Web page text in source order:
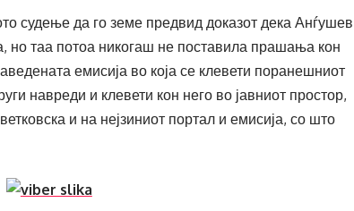
судење да го земе предвид доказот дека Анѓушев
но таа потоа никогаш не поставила прашања кон
емисија во која се клевети поранешниот
навреди и клевети кон него во јавниот простор,
и на нејзиниот портал и емисија, со што